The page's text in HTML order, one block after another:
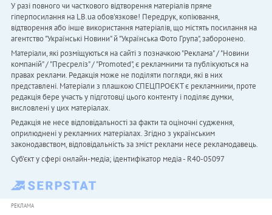
У разі повного чи часткового відтворення матеріалів пряме
гіперпосилання на LB.ua обов'язкове! Передрук, копіювання,
відтворення або інше використання матеріалів, що містять посилання на
агентство "Українськi Новини" й "Українська Фото Група", заборонено.
Матеріали, які розміщуються на сайті з позначкою "Реклама" / "Новини
компаній" / "Пресреліз" / "Promoted", є рекламними та публікуються на
правах реклами. Редакція може не поділяти погляди, які в них
представлені. Матеріали з плашкою СПЕЦПРОЄКТ є рекламними, проте
редакція бере участь у підготовці цього контенту і поділяє думки,
висловлені у цих матеріалах.
Редакція не несе відповідальності за факти та оціночні судження,
оприлюднені у рекламних матеріалах. Згідно з українським
законодавством, відповідальність за зміст реклами несе рекламодавець.
Cуб'єкт у сфері онлайн-медіа; ідентифікатор медіа - R40-05097
РЕКЛАМА